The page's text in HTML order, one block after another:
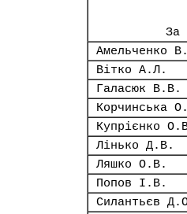
За
Амельченко
Вітко А.Л.
Галасюк В.В.
Корчинська
Купрієнко
Лінько Д.В.
Ляшко О.В.
Попов І.В.
Силантьєв